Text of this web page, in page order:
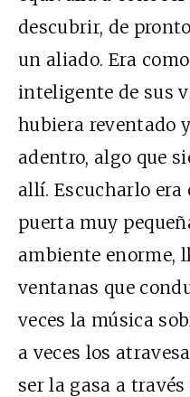
descubrir, de
un aliado. Era
inteligente de sus
hubiera reventado
adentro, algo que
allí. Escucharlo
puerta muy
ambiente enorme,
ventanas que
veces la música
a veces los
ser la gasa a